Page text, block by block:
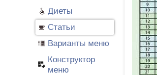
Диеты
Статьи
Варианты меню
Конструктор
меню